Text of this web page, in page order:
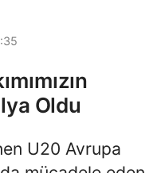
Oldu
U20 Avrupa